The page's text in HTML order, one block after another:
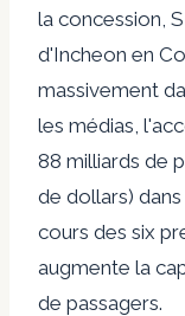
la concession,
d'Incheon en
massivement
les médias,
88 milliards de
de dollars)
cours des six
augmente la
de passagers.